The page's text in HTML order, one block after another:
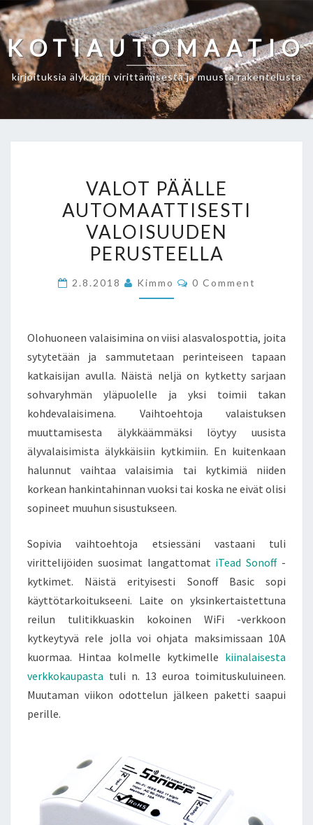
Skip
to
content
KOTIAUTOMAATIO
kirjoituksia älykodin virittämisestä ja muusta rakentelusta
PÄÄLLE
AUTOMAATTISESTI
VALOISUUDEN
PERUSTEELLA
VALOT PÄÄLLE
AUTOMAATTISESTI
VALOISUUDEN
PERUSTEELLA
2.8.2018 Kimmo Comments
0 Comment
Olohuoneen valaisimina on viisi alasvalospottia, joita
sytytetään ja sammutetaan perinteiseen tapaan
katkaisijan avulla. Näistä neljä on kytketty sarjaan
sohvaryhmän yläpuolelle ja yksi toimii takan
kohdevalaisimena. Vaihtoehtoja valaistuksen
muuttamisesta älykkäämmäksi löytyy uusista
älyvalaisimista älykkäisiin kytkimiin. En kuitenkaan
halunnut vaihtaa valaisimia tai kytkimiä niiden
korkean hankintahinnan vuoksi tai koska ne eivät olisi
sopineet muuhun sisustukseen.
Sopivia vaihtoehtoja etsiessäni vastaani tuli
virittelijöiden suosimat langattomat iTead Sonoff-
kytkimet. Näistä erityisesti Sonoff Basic sopi
käyttötarkoitukseeni. Laite on yksinkertaistettuna
reilun tulitikkuaskin kokoinen WiFi -verkkoon
kytkeytyvä rele jolla voi ohjata maksimissaan 10A
kuormaa. Hintaa kolmelle kytkimelle kiinalaisesta
verkkokaupasta tuli n. 13 euroa toimituskuluineen.
Muutaman viikon odottelun jälkeen paketti saapui
perille.